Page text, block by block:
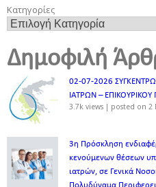
Κατηγορίες
Δημοφιλή
02-07-2026
ΙΑΤΡΩΝ –
3.7k views | posted on 2
3η Πρόσκληση
κενούμενων θέσεων
ιατρών, σε Γενικά
Πολυδύναμα